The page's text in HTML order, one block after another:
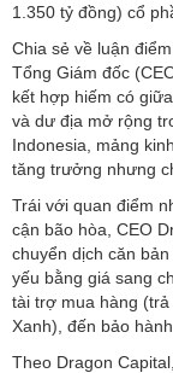
1.350 tỷ đồng) cổ
Chia sẻ về luận
Tổng Giám đốc
kết hợp hiếm có
và dư địa mở rộng
Indonesia, mảng
tăng trưởng nhưng
Trái với quan điểm
cận bão hòa, CEO
chuyển dịch căn
yếu bằng giá sang
tài trợ mua hàng
Xanh), đến bảo
Theo Dragon